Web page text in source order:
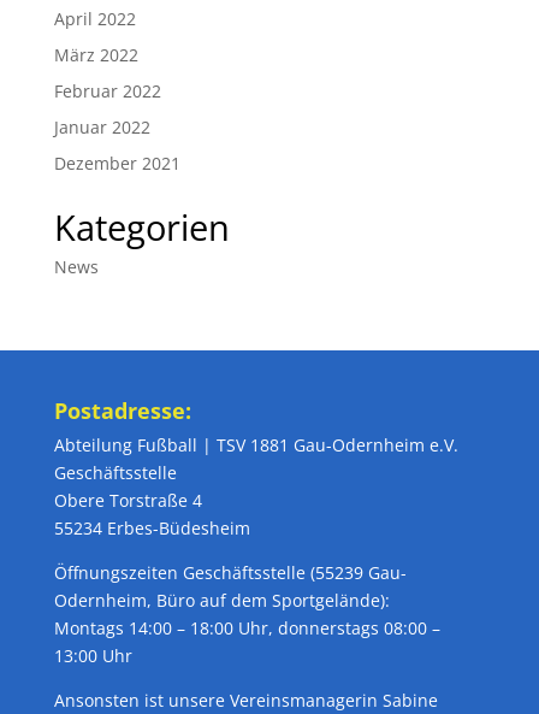
April 2022
März 2022
Februar 2022
Januar 2022
Dezember 2021
Kategorien
News
Postadresse:
Abteilung Fußball | TSV 1881 Gau-Odernheim e.V.
Geschäftsstelle
Obere Torstraße 4
55234 Erbes-Büdesheim
Öffnungszeiten Geschäftsstelle (55239 Gau-
Odernheim, Büro auf dem Sportgelände):
Montags 14:00 – 18:00 Uhr, donnerstags 08:00 –
13:00 Uhr
Ansonsten ist unsere Vereinsmanagerin Sabine